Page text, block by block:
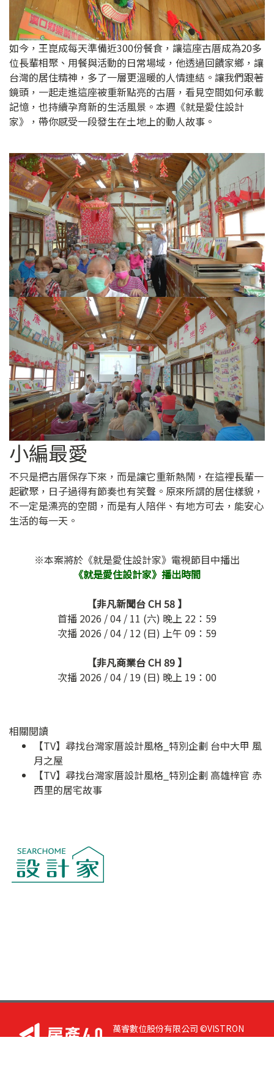
如今，王崑成每天準備近300份餐食，讓這座古厝成為20多
位長輩相聚、用餐與活動的日常場域，他透過回饋家鄉，讓
台灣的居住精神，多了一層更溫暖的人情連結。讓我們跟著
鏡頭，一起走進這座被重新點亮的古厝，看見空間如何承載
記憶，也持續孕育新的生活風景。本週《就是愛住設計
家》，帶你感受一段發生在土地上的動人故事。
小編最愛
不只是把古厝保存下來，而是讓它重新熱鬧，在這裡長輩一
起歡聚，日子過得有節奏也有笑聲。原來所謂的居住樣貌，
不一定是漂亮的空間，而是有人陪伴、有地方可去，能安心
生活的每一天。
※本案將於《就是愛住設計家》電視節目中播出
《就是愛住設計家》播出時間
【非凡新聞台CH 58 】
首播 2026 / 04 / 11 (六) 晚上 22：59
次播 2026 / 04 / 12 (日) 上午 09：59
【非凡商業台CH 89 】
次播 2026 / 04 / 19 (日) 晚上 19：00
相關閱讀
【TV】尋找台灣家厝設計風格_特別企劃 台中大甲 風
月之屋
【TV】尋找台灣家厝設計風格_特別企劃 高雄梓官 赤
西里的居宅故事
萬睿數位股份有限公司 ©VISTRON
DIGITAL All Right Reserved. 若您有任